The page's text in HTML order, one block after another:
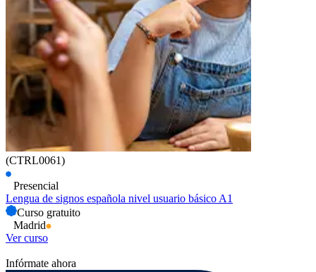
(CTRL0061)
Presencial
Lengua de signos española nivel usuario básico A1
Curso gratuito
Madrid
Ver curso
Infórmate ahora